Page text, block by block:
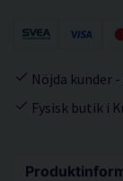
Nöjda kunder
Fysisk butik i